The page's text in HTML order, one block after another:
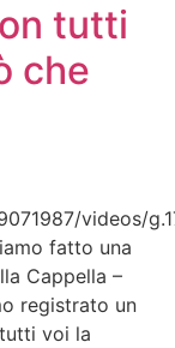
tutti
che
videos/
fatto una
Cappella –
registrato un
voi la